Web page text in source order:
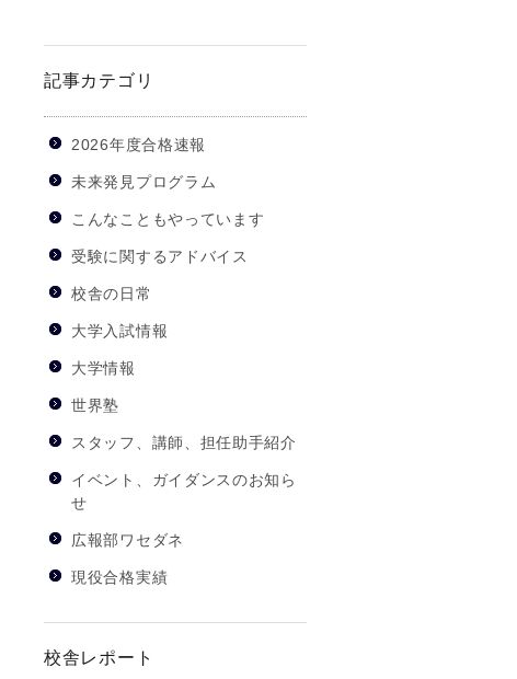
記事カテゴリ
2026年度合格速報
未来発見プログラム
こんなこともやっています
受験に関するアドバイス
校舎の日常
大学入試情報
大学情報
世界塾
スタッフ、講師、担任助手紹介
イベント、ガイダンスのお知ら
せ
広報部ワセダネ
現役合格実績
校舎レポート